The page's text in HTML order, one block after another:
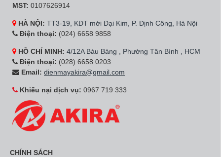
MST: 0107626914
HÀ NỘI: TT3-19, KĐT mới Đại Kim, P. Định Công, Hà Nội
Điện thoại: (024) 6658 9858
HỒ CHÍ MINH: 4/12A Bàu Bàng , Phường Tân Bình , HCM
Điện thoại: (028) 6658 0203
Email: dienmayakira@gmail.com
Khiếu nại dịch vụ: 0967 719 333
CHÍNH SÁCH